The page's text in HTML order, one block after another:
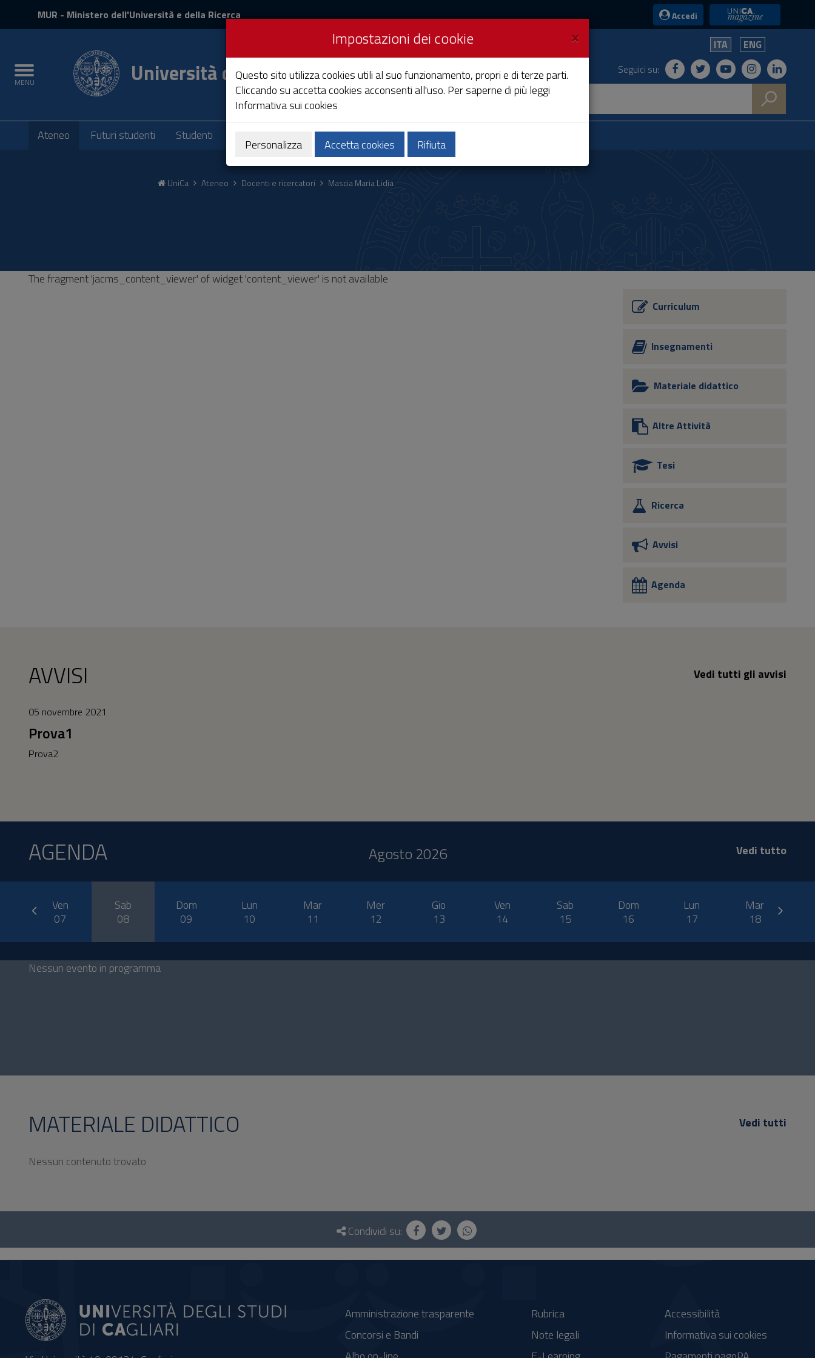
MUR - Ministero dell'Università e della Ricerca Accedi UniCA News
Toggle
navigation
MENU Università degli Studi di Cagliari
ITA ENG
Seguici su:
Submenu
Ateneo Futuri studenti Studenti Ricerca Società e territorio
UniCa Ateneo Docenti e ricercatori Mascia Maria Lidia
The fragment 'jacms_content_viewer' of widget 'content_viewer' is not available
Curriculum
Insegnamenti
Materiale didattico
Altre Attività
Tesi
Ricerca
Avvisi
Agenda
AVVISI Vedi tutti gli avvisi
05 novembre 2021
Prova1
Prova2
AGENDA Agosto 2026 Vedi tutto
Ven
07
Sab
08
Dom
09
Lun
10
Mar
11
Mer
12
Gio
13
Ven
14
Sab
15
Dom
16
Lun
17
Mar
18
prev
Nessun evento in programma
MATERIALE DIDATTICO Vedi tutti
Nessun contenuto trovato
Questionario
social
Condividi su:
Amministrazione trasparente
Concorsi e Bandi
Rubrica
Note legali
Accessibilità
Informativa sui cookies
×
Impostazioni dei cookie
Questo sito utilizza cookies utili al suo funzionamento, propri e di terze parti.
Cliccando su accetta cookies acconsenti all'uso. Per saperne di più leggi
Informativa sui cookies
Personalizza Accetta cookies Rifiuta